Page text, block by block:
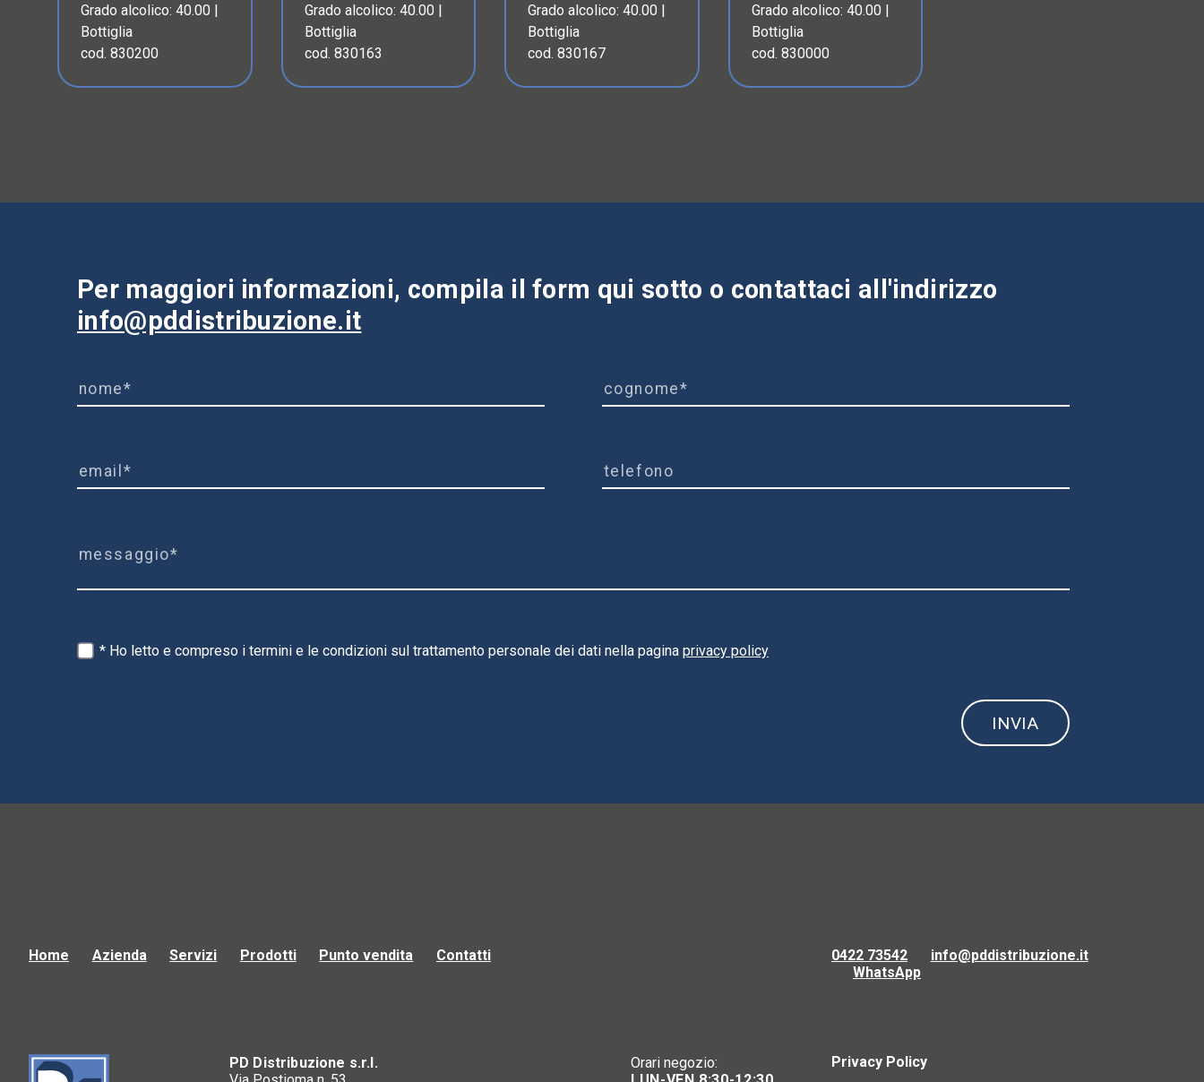
Grado alcolico: 40.00 |
Bottiglia
cod. 830200
Grado alcolico: 40.00 |
Bottiglia
cod. 830163
Grado alcolico: 40.00 |
Bottiglia
cod. 830167
Grado alcolico: 40.00 |
Bottiglia
cod. 830000
Per maggiori informazioni, compila il form qui sotto o contattaci all'indirizzo
info@pddistribuzione.it
* Ho letto e compreso i termini e le condizioni sul trattamento personale dei dati nella pagina privacy policy
Home Azienda Servizi Prodotti Punto vendita Contatti 0422 73542
info@pddistribuzione.it
WhatsApp
PD Distribuzione s.r.l.
Orari negozio:
Privacy Policy